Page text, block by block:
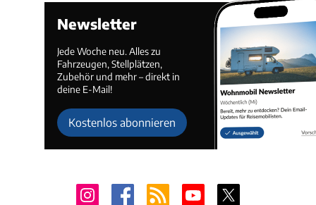
Newsletter
Jede Woche neu. Alles zu
Fahrzeugen, Stellplätzen,
Zubehör und mehr – direkt in
deine E-Mail!
Kostenlos abonnieren